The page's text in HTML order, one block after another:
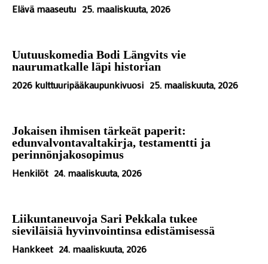
Elävä maaseutu 25. maaliskuuta, 2026
Uutuuskomedia Bodi Längvits vie
naurumatkalle läpi historian
2026 kulttuuripääkaupunkivuosi 25. maaliskuuta, 2026
Jokaisen ihmisen tärkeät paperit:
edunvalvontavaltakirja, testamentti ja
perinnönjakosopimus
Henkilöt 24. maaliskuuta, 2026
Liikuntaneuvoja Sari Pekkala tukee
sieviläisiä hyvinvointinsa edistämisessä
Hankkeet 24. maaliskuuta, 2026